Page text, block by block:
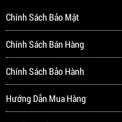
Chính Sách Bảo Mật
Chính Sách Bán Hàng
Chính Sách Bảo Hành
Hướng Dẫn Mua Hàng